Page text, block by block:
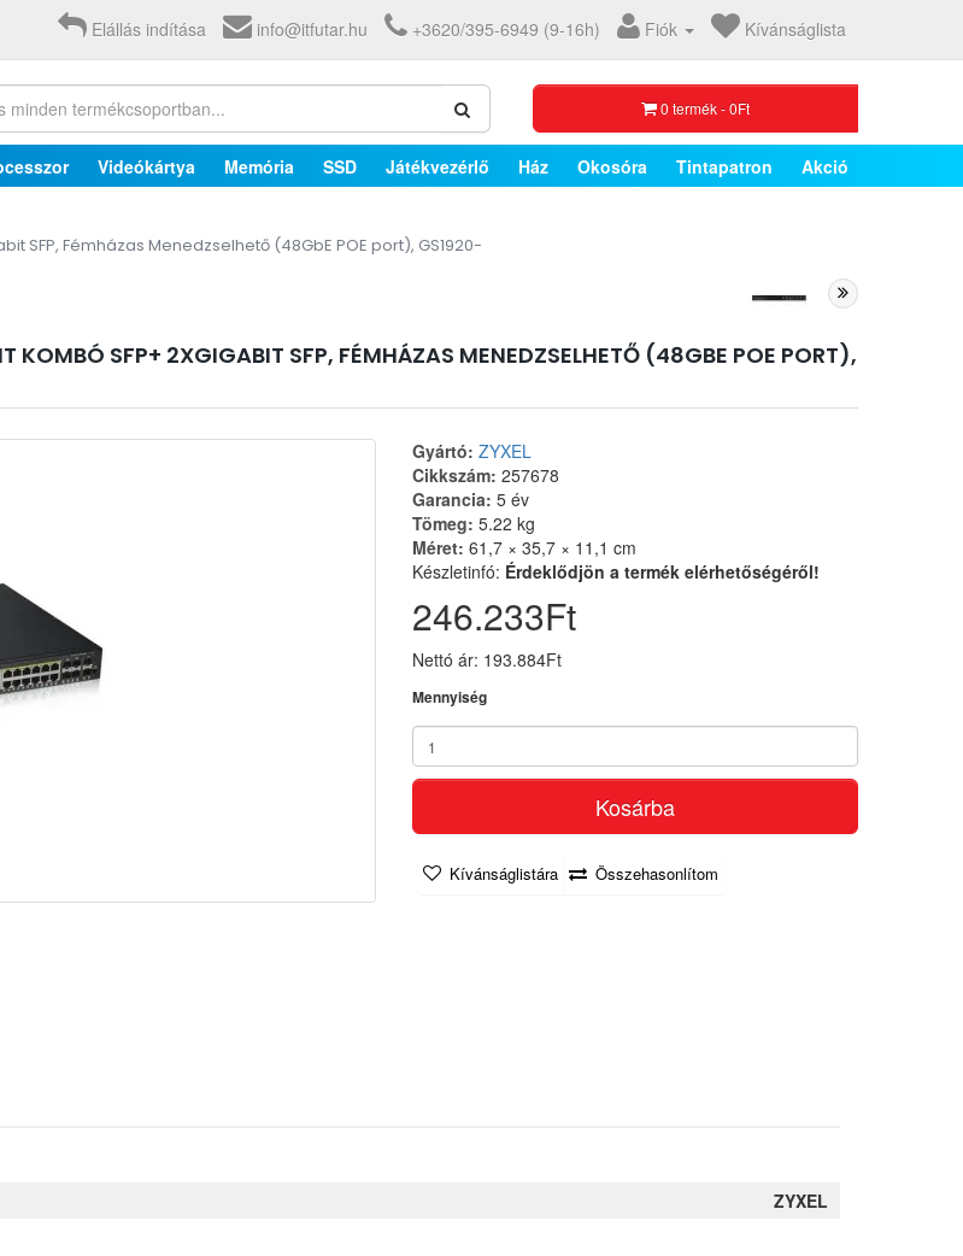
Elállás indítása info@itfutar.hu +3620/395-6949 (9-16h) Fiók Kívánságlista
0 termék - 0Ft
Videókártya Memória SSD Játékvezérlő Ház Okosóra Tintapatron Akció
SFP, Fémházas Menedzselhető (48GbE POE port), GS1920-
SFP+ 2XGIGABIT SFP, FÉMHÁZAS MENEDZSELHETŐ (48GBE POE PORT),
Gyártó: ZYXEL
Cikkszám: 257678
Garancia: 5 év
Tömeg: 5.22 kg
Méret: 61,7 × 35,7 × 11,1 cm
Készletinfó: Érdeklődjön a termék elérhetőségéről!
246.233Ft
Nettó ár: 193.884Ft
Mennyiség
Kosárba
Kívánságlistára Összehasonlítom
ZYXEL